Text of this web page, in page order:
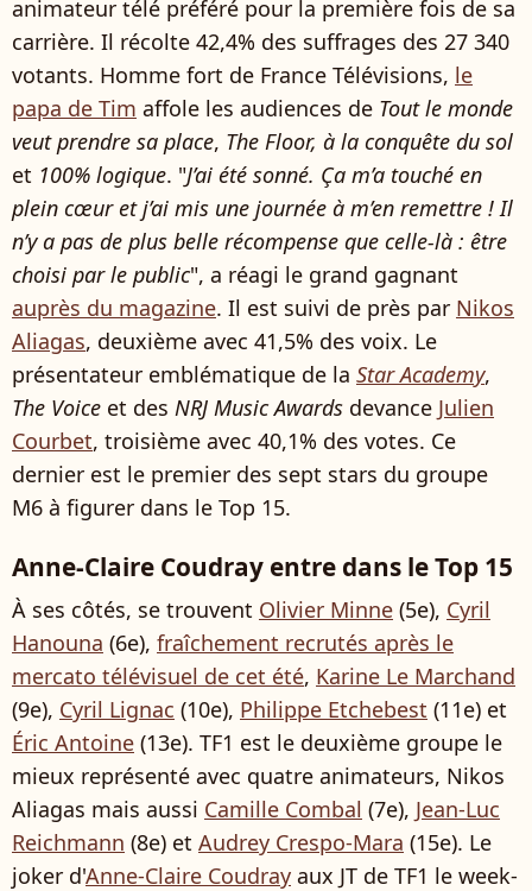
animateur télé préféré pour la première fois de sa
carrière. Il récolte 42,4% des suffrages des 27 340
votants. Homme fort de France Télévisions, le
papa de Tim affole les audiences de Tout le monde
veut prendre sa place, The Floor, à la conquête du sol
et 100% logique. "J’ai été sonné. Ça m’a touché en
plein cœur et j’ai mis une journée à m’en remettre ! Il
n’y a pas de plus belle récompense que celle-là : être
choisi par le public", a réagi le grand gagnant
auprès du magazine. Il est suivi de près par Nikos
Aliagas, deuxième avec 41,5% des voix. Le
présentateur emblématique de la Star Academy,
The Voice et des NRJ Music Awards devance Julien
Courbet, troisième avec 40,1% des votes. Ce
dernier est le premier des sept stars du groupe
M6 à figurer dans le Top 15.
Anne-Claire Coudray entre dans le Top 15
À ses côtés, se trouvent Olivier Minne (5e), Cyril
Hanouna (6e), fraîchement recrutés après le
mercato télévisuel de cet été, Karine Le Marchand
(9e), Cyril Lignac (10e), Philippe Etchebest (11e) et
Éric Antoine (13e). TF1 est le deuxième groupe le
mieux représenté avec quatre animateurs, Nikos
Aliagas mais aussi Camille Combal (7e), Jean-Luc
Reichmann (8e) et Audrey Crespo-Mara (15e). Le
joker d'Anne-Claire Coudray aux JT de TF1 le week-